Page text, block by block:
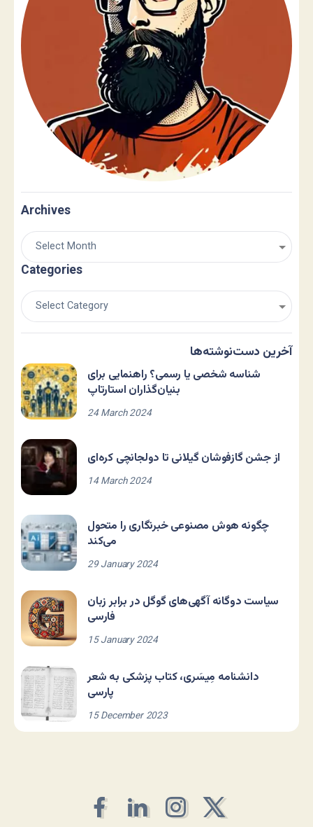
Archives
Categories
آخرین دست‌نوشته‌ها
شناسه شخصی یا رسمی؟ راهنمایی برای
بنیان‌گذاران استارتاپ
24 March 2024
از جشن گازفوشان گیلانی تا دولجانچی کره‌ای
14 March 2024
چگونه هوش مصنوعی خبرنگاری را متحول
می‌کند
29 January 2024
سیاست دوگانه آگهی‌های گوگل در برابر زبان
فارسی
15 January 2024
دانشنامه مِیسَری، کتاب پزشکی به شعر
پارسی
15 December 2023